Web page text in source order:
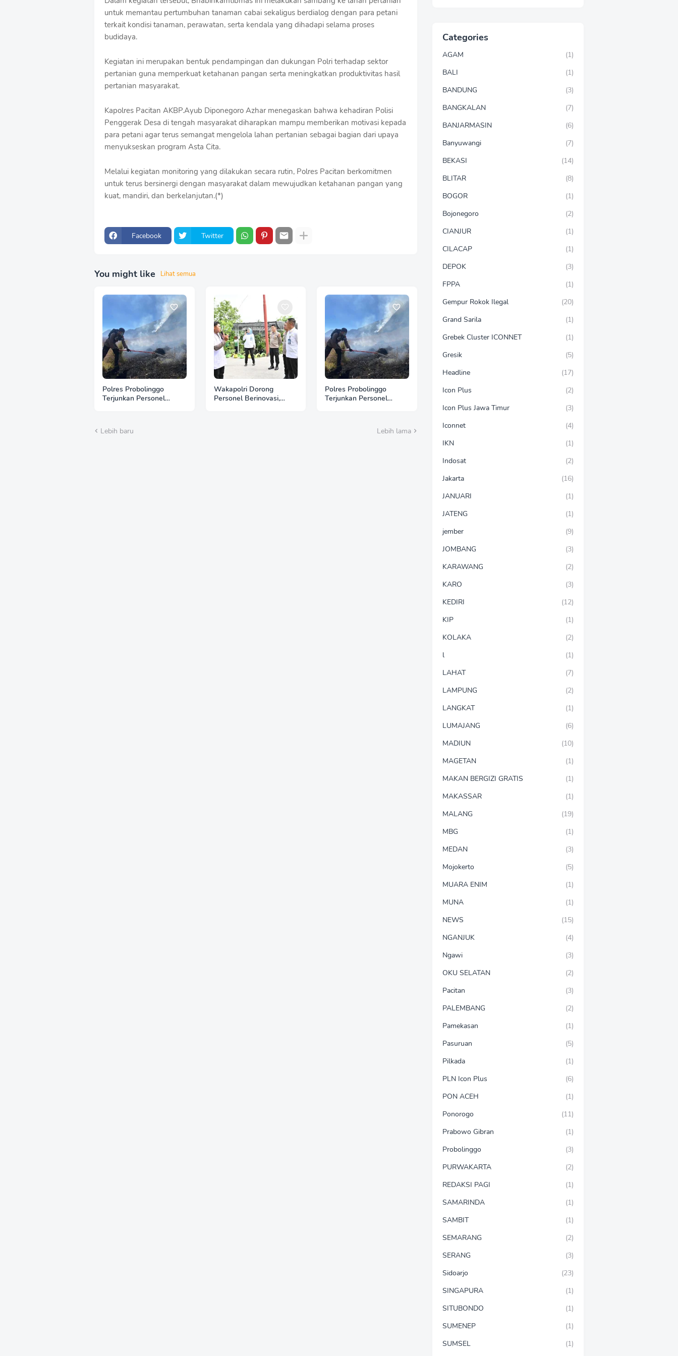
untuk memantau pertumbuhan tanaman cabai sekaligus berdialog dengan para petani
terkait kondisi tanaman, perawatan, serta kendala yang dihadapi selama proses
budidaya.
Kegiatan ini merupakan bentuk pendampingan dan dukungan Polri terhadap sektor
pertanian guna memperkuat ketahanan pangan serta meningkatkan produktivitas hasil
pertanian masyarakat.
Kapolres Pacitan AKBP.Ayub Diponegoro Azhar menegaskan bahwa kehadiran Polisi
Penggerak Desa di tengah masyarakat diharapkan mampu memberikan motivasi kepada
para petani agar terus semangat mengelola lahan pertanian sebagai bagian dari upaya
menyukseskan program Asta Cita.
Melalui kegiatan monitoring yang dilakukan secara rutin, Polres Pacitan berkomitmen
untuk terus bersinergi dengan masyarakat dalam mewujudkan ketahanan pangan yang
kuat, mandiri, dan berkelanjutan.(*)
Facebook Twitter
S
h
r
o
f
T
e
m
p
a
t
s
You might like Lihat semua
Polres Probolinggo
Terjunkan Personel
Wakapolri Dorong
Personel Berinovasi,
Polres Probolinggo
Terjunkan Personel
Lebih baru Lebih lama
Categories
AGAM
(1)
BALI
(1)
BANDUNG
(3)
BANGKALAN
(7)
BANJARMASIN
(6)
Banyuwangi
(7)
BEKASI
(14)
BLITAR
(8)
BOGOR
(1)
Bojonegoro
(2)
CIANJUR
(1)
CILACAP
(1)
DEPOK
(3)
FPPA
(1)
Gempur Rokok Ilegal
(20)
Grand Sarila
(1)
Grebek Cluster ICONNET
(1)
Gresik
(5)
Headline
(17)
Icon Plus
(2)
Icon Plus Jawa Timur
(3)
Iconnet
(4)
IKN
(1)
Indosat
(2)
Jakarta
(16)
JANUARI
(1)
JATENG
(1)
jember
(9)
JOMBANG
(3)
KARAWANG
(2)
KARO
(3)
KEDIRI
(12)
KIP
(1)
KOLAKA
(2)
l
(1)
LAHAT
(7)
LAMPUNG
(2)
LANGKAT
(1)
LUMAJANG
(6)
MADIUN
(10)
MAGETAN
(1)
MAKAN BERGIZI GRATIS
(1)
MAKASSAR
(1)
MALANG
(19)
MBG
(1)
MEDAN
(3)
Mojokerto
(5)
MUARA ENIM
(1)
MUNA
(1)
NEWS
(15)
NGANJUK
(4)
Ngawi
(3)
OKU SELATAN
(2)
Pacitan
(3)
PALEMBANG
(2)
Pamekasan
(1)
Pasuruan
(5)
Pilkada
(1)
PLN Icon Plus
(6)
PON ACEH
(1)
Ponorogo
(11)
Prabowo Gibran
(1)
Probolinggo
(3)
PURWAKARTA
(2)
REDAKSI PAGI
(1)
SAMARINDA
(1)
SAMBIT
(1)
SEMARANG
(2)
SERANG
(3)
Sidoarjo
(23)
SINGAPURA
(1)
SITUBONDO
(1)
SUMENEP
(1)
SUMSEL
(1)